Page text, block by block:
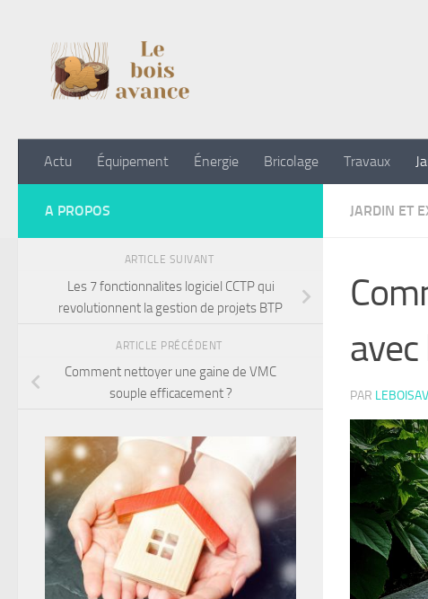
Actu Équipement Énergie Bricolage Travaux
JARDIN ET
PAR
A PROPOS
ARTICLE SUIVANT
Les 7 fonctionnalites logiciel CCTP qui
revolutionnent la gestion de projets BTP
ARTICLE PRÉCÉDENT
Comment nettoyer une gaine de VMC
souple efficacement ?